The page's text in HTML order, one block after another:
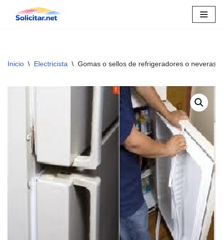
Inicio \ Electricista \ Gomas o sellos de refrigeradores o neveras